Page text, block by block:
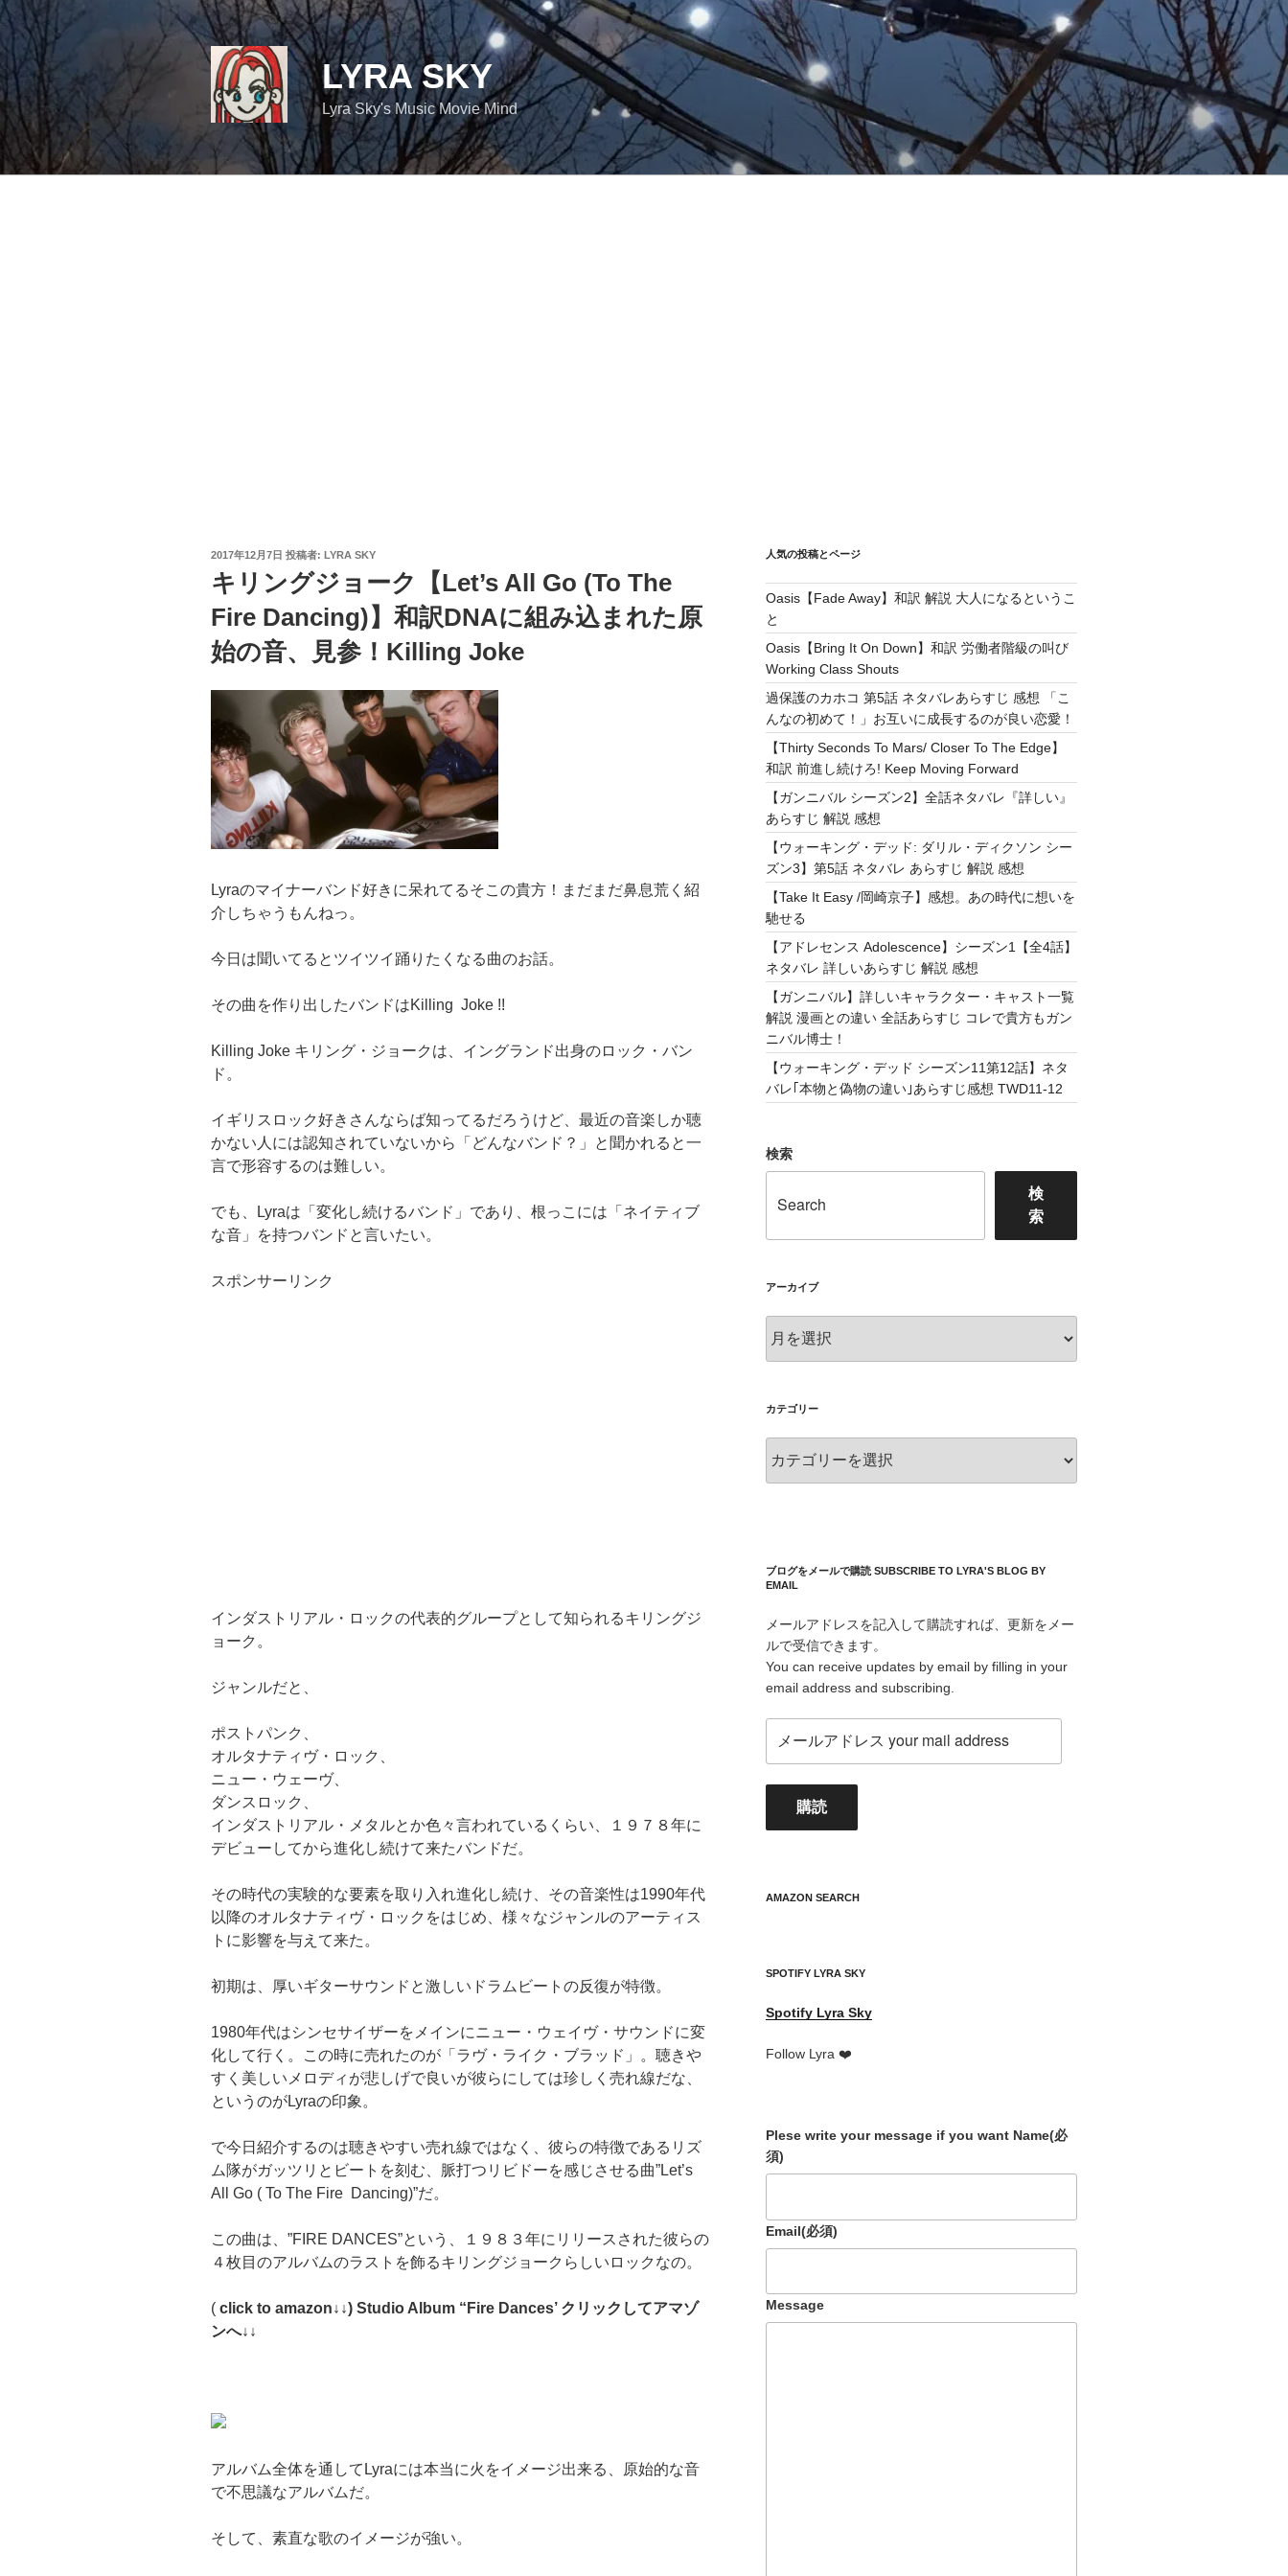
コ
テ
ン
ツ
へ
ス
キ
LYRA SKY
Lyra Sky's Music Movie Mind
投
日:
2017年12月7日 投稿者: LYRA SKY
キリングジョーク【Let’s All Go (To The
Fire Dancing)】和訳DNAに組み込まれた原
始の音、見参！Killing Joke
Lyraのマイナーバンド好きに呆れてるそこの貴方！まだまだ鼻息荒く紹
介しちゃうもんねっ。
今日は聞いてるとツイツイ踊りたくなる曲のお話。
その曲を作り出したバンドはKilling Joke !!
Killing Joke キリング・ジョークは、イングランド出身のロック・バン
ド。
イギリスロック好きさんならば知ってるだろうけど、最近の音楽しか聴
かない人には認知されていないから「どんなバンド？」と聞かれると一
言で形容するのは難しい。
でも、Lyraは「変化し続けるバンド」であり、根っこには「ネイティブ
な音」を持つバンドと言いたい。
スポンサーリンク
インダストリアル・ロックの代表的グループとして知られるキリングジ
ョーク。
ジャンルだと、
ポストパンク、
オルタナティヴ・ロック、
ニュー・ウェーヴ、
ダンスロック、
インダストリアル・メタルとか色々言われているくらい、１９７８年に
デビューしてから進化し続けて来たバンドだ。
その時代の実験的な要素を取り入れ進化し続け、その音楽性は1990年代
以降のオルタナティヴ・ロックをはじめ、様々なジャンルのアーティス
トに影響を与えて来た。
初期は、厚いギターサウンドと激しいドラムビートの反復が特徴。
1980年代はシンセサイザーをメインにニュー・ウェイヴ・サウンドに変
化して行く。この時に売れたのが「ラヴ・ライク・ブラッド」。聴きや
すく美しいメロディが悲しげで良いが彼らにしては珍しく売れ線だな、
というのがLyraの印象。
で今日紹介するのは聴きやすい売れ線ではなく、彼らの特徴であるリズ
ム隊がガッツリとビートを刻む、脈打つリビドーを感じさせる曲”Let’s
All Go ( To The Fire Dancing)”だ。
この曲は、”FIRE DANCES”という、１９８３年にリリースされた彼らの
４枚目のアルバムのラストを飾るキリングジョークらしいロックなの。
( click to amazon↓↓) Studio Album “Fire Dances’ クリックしてアマゾ
ンへ↓↓
アルバム全体を通してLyraには本当に火をイメージ出来る、原始的な音
で不思議なアルバムだ。
そして、素直な歌のイメージが強い。
人気の投稿とページ
Oasis【Fade Away】和訳 解説 大人になるというこ
と
Oasis【Bring It On Down】和訳 労働者階級の叫び
Working Class Shouts
過保護のカホコ 第5話 ネタバレあらすじ 感想 「こ
んなの初めて！」お互いに成長するのが良い恋愛！
【Thirty Seconds To Mars/ Closer To The Edge】
和訳 前進し続けろ! Keep Moving Forward
【ガンニバル シーズン2】全話ネタバレ『詳しい』
あらすじ 解説 感想
【ウォーキング・デッド: ダリル・ディクソン シー
ズン3】第5話 ネタバレ あらすじ 解説 感想
【Take It Easy /岡崎京子】感想。あの時代に想いを
馳せる
【アドレセンス Adolescence】シーズン1【全4話】
ネタバレ 詳しいあらすじ 解説 感想
【ガンニバル】詳しいキャラクター・キャスト一覧
解説 漫画との違い 全話あらすじ コレで貴方もガン
ニバル博士！
【ウォーキング・デッド シーズン11第12話】ネタ
バレ｢本物と偽物の違い｣あらすじ感想 TWD11-12
検索
検
索
アーカイブ
ー
ブ
カテゴリー
テ
ブログをメールで購読 SUBSCRIBE TO LYRA'S BLOG BY
EMAIL
メールアドレスを記入して購読すれば、更新をメー
ルで受信できます。
You can receive updates by email by filling in your
email address and subscribing.
ア
レ
mail
購読
AMAZON SEARCH
SPOTIFY LYRA SKY
Spotify Lyra Sky
Follow Lyra ❤️
Plese write your message if you want Name(必
須)
Email(必須)
Message